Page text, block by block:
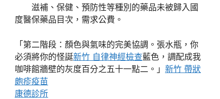
滋補、保健、預防性等種別的藥品未被歸入國
度醫保藥品目次，需求公費。
「第二階段：顏色與氣味的完美協調。張水瓶，你
必須將你的怪誕新竹 自律神經檢查藍色，調配成我
咖啡館牆壁的灰度百分之五十一點二。」 新竹 帶狀
皰疹疫苗
康德診所